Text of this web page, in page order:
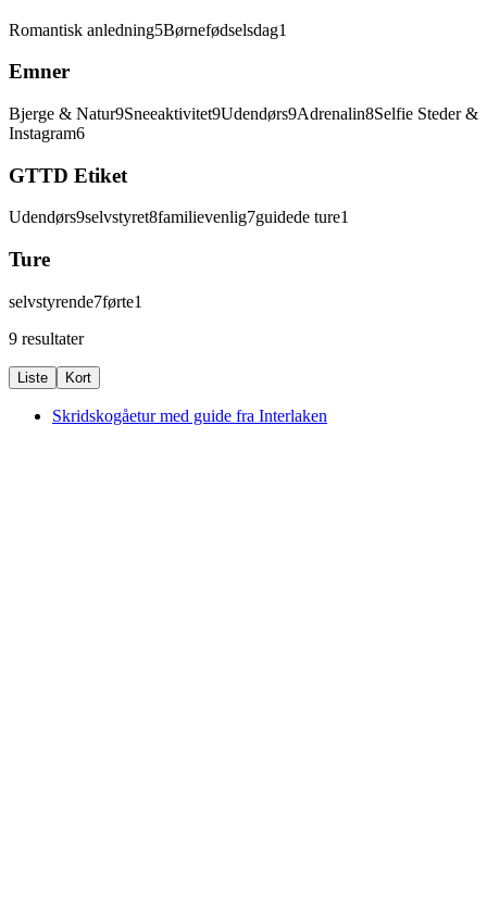
Romantisk anledning5Børnefødselsdag1
Emner
Bjerge & Natur9Sneeaktivitet9Udendørs9Adrenalin8Selfie Steder &
Instagram6
GTTD Etiket
Udendørs9selvstyret8familievenlig7guidede ture1
Ture
selvstyrende7førte1
9 resultater
Liste Kort
Skridskogåetur med guide fra Interlaken